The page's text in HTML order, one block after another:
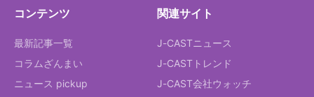
コンテンツ
最新記事一覧
コラムざんまい
ニュース pickup
関連サイト
J-CASTニュース
J-CASTトレンド
J-CAST会社ウォッチ